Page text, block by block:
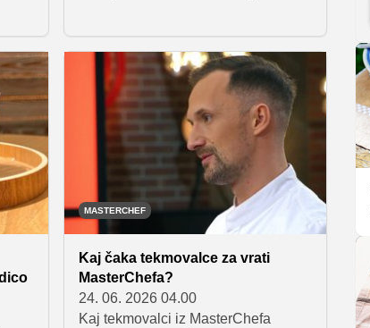
je razkril, zakaj se je vredno
opogumiti in prijaviti, katere lastnosti
pri tekmovalcih ga najbolj prepričajo
in na katero hitro jed prisega v vročih
poletnih dneh.
MASTERCHEF
Kaj čaka tekmovalce za vrati
MasterChefa?
24. 06. 2026 04.00
Kaj tekmovalci iz MasterChefa